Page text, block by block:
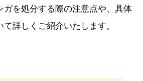
ガを処分する際の注意点や、具体
詳しくご紹介いたします。